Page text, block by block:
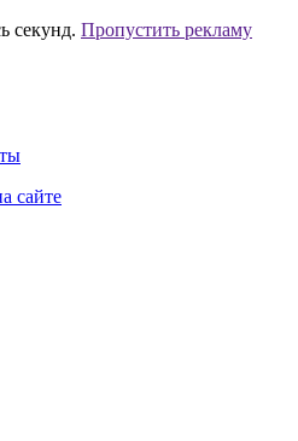
секунд. Пропустить рекламу
сайте